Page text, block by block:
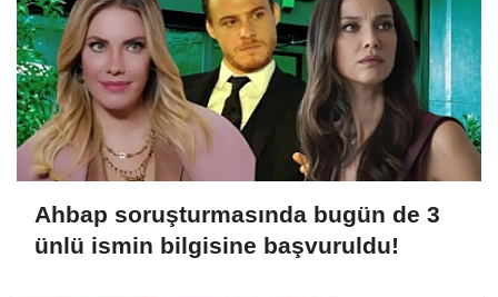
Ahbap soruşturmasında bugün de 3
ünlü ismin bilgisine başvuruldu!